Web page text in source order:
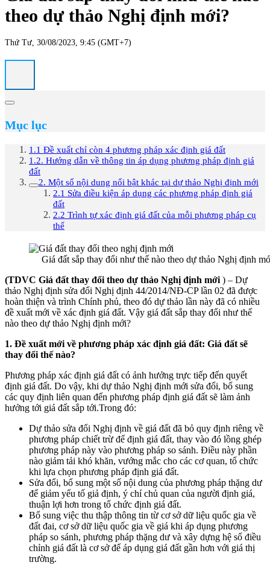
theo dự thảo Nghị định mới?
Thứ Tư, 30/08/2023, 9:45 (GMT+7)
Mục lục
1.1 Đề xuất chỉ còn 4 phương pháp xác định giá đất
1.2. Hướng dẫn về thông tin áp dụng phương pháp định giá
đất
2. Một số nội dung nổi bật khác tại dự thảo Nghị định mới
2.1 Sửa điều kiện áp dụng các phương pháp định giá
đất
2.2 Trình tự xác định giá đất của mỗi phương pháp cụ
thể
Giá đất sắp thay đổi như thế nào theo dự thảo Nghị định
(TDVC Giá đất thay đổi theo dự thảo Nghị định mới ) – Dự
thảo Nghị định sửa đổi Nghị định 44/2014/NĐ-CP lần 02 đã được
hoàn thiện và trình Chính phủ, theo đó dự thảo lần này đã có nhiều
đề xuất mới về xác định giá đất. Vậy giá đất sắp thay đổi như thế
nào theo dự thảo Nghị định mới?
1. Đề xuất mới về phương pháp xác định giá đất: Giá đất sẽ
thay đổi thế nào?
Phương pháp xác định giá đất có ảnh hưởng trực tiếp đến quyết
định giá đất. Do vậy, khi dự thảo Nghị định mới sửa đổi, bổ sung
các quy định liên quan đến phương pháp định giá đất sẽ làm ảnh
hưởng tới giá đất sắp tới.Trong đó:
Dự thảo sửa đổi Nghị định về giá đất đã bỏ quy định riêng về
phương pháp chiết trừ để định giá đất, thay vào đó lồng ghép
phương pháp này vào phương pháp so sánh. Điều này phần
nào giảm tải khó khăn, vướng mắc cho các cơ quan, tổ chức
khi lựa chọn phương pháp định giá đất.
Sửa đổi, bổ sung một số nội dung của phương pháp thặng dư
để giảm yếu tố giả định, ý chí chủ quan của người định giá,
thuận lợi hơn trong tổ chức định giá đất.
Bổ sung việc thu thập thông tin từ cơ sở dữ liệu quốc gia về
đất đai, cơ sở dữ liệu quốc gia về giá khi áp dụng phương
pháp so sánh, phương pháp thặng dư và xây dựng hệ số điều
chỉnh giá đất là cơ sở để áp dụng giá đất gần hơn với giá thị
trường.